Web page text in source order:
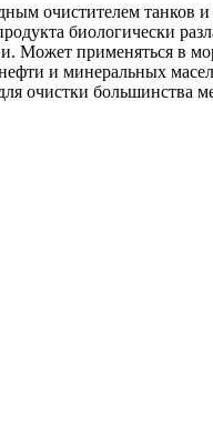
очистителем
биологически
применяться в
и минеральных
очистки большинства